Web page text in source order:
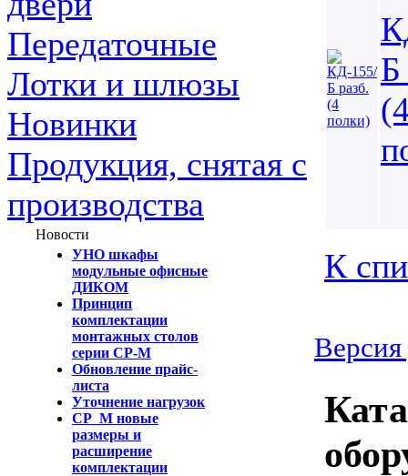
Передаточные
Лотки и шлюзы
Новинки
Продукция, снятая с
производства
Новости
УНО шкафы
модульные офисные
ДИКОМ
Принцип
комплектации
монтажных столов
серии СР-М
Обновление прайс-
листа
Уточнение нагрузок
СР_М новые
размеры и
расширение
комплектации
Б
К
Версия